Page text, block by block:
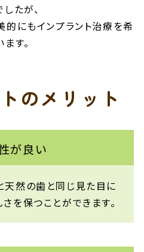
たが、
にもインプラント治療を希
す。
のメリット
が良い
天然の歯と同じ見た目に
を保つことができます。